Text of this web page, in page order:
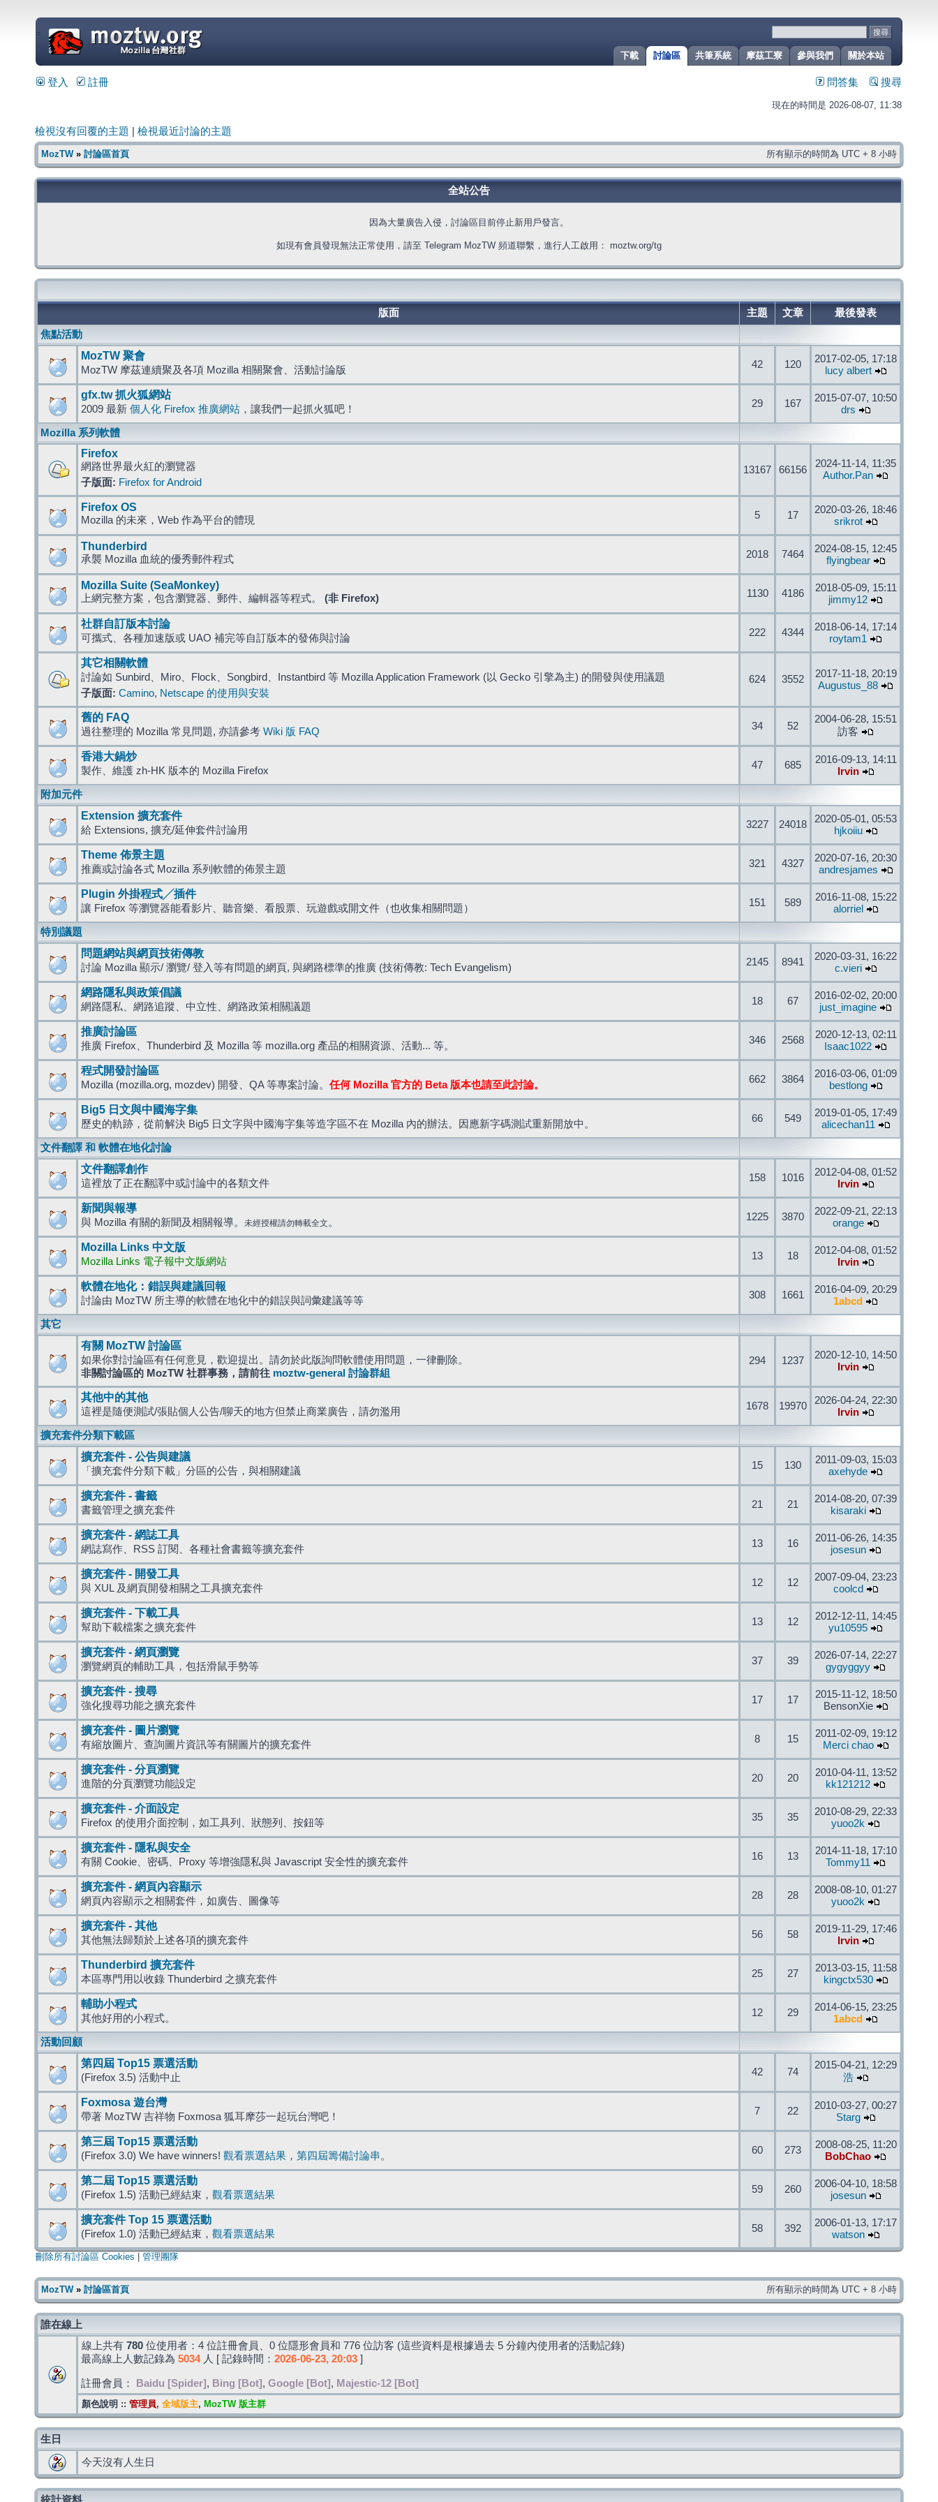
關於本站
參與我們
摩茲工寮
共筆系統
討論區
下載
=
登入 註冊 問答集 搜尋
現在的時間是 2026-08-07, 11:38
檢視沒有回覆的主題 檢視最近討論的主題
MozTW» 討論區首頁 所有顯示的時間為 UTC + 8 小時
全站公告
因為大量廣告入侵，討論區目前停止新用戶發言。
如現有會員發現無法正常使用，請至 Telegram MozTW 頻道聯繫，進行人工啟用： moztw.org/tg
版面 主題 文章
最後發表
焦點活動
MozTW 聚會
MozTW 摩茲連續聚及各項 Mozilla 相關聚會、活動討論版 42 120
2017-02-05, 17:18
lucy albert
gfx.tw 抓火狐網站
2009 最新 個人化 Firefox 推廣網站 ，讓我們一起抓火狐吧！ 29 167
2015-07-07, 10:50
drs
Mozilla 系列軟體
Firefox
網路世界最火紅的瀏覽器
子版面: Firefox for Android
13167 66156
2024-11-14, 11:35
Author.Pan
Firefox OS
Mozilla 的未來，Web 作為平台的體現 5 17
2020-03-26, 18:46
srikrot
Thunderbird
承襲 Mozilla 血統的優秀郵件程式 2018 7464
2024-08-15, 12:45
flyingbear
Mozilla Suite (SeaMonkey)
上網完整方案，包含瀏覽器、郵件、編輯器等程式。 (非 Firefox) 1130 4186
2018-05-09, 15:11
jimmy12
社群自訂版本討論
可攜式、各種加速版或 UAO 補完等自訂版本的發佈與討論 222 4344
2018-06-14, 17:14
roytam1
其它相關軟體
討論如 Sunbird、Miro、Flock、Songbird、Instantbird 等 Mozilla Application Framework (以 Gecko 引擎為主) 的開發與使用議題
子版面: Camino, Netscape 的使用與安裝
624 3552
2017-11-18, 20:19
Augustus_88
舊的 FAQ
過往整理的 Mozilla 常見問題, 亦請參考 Wiki 版 FAQ 34 52
2004-06-28, 15:51
訪客
香港大鍋炒
製作、維護 zh-HK 版本的 Mozilla Firefox 47 685
2016-09-13, 14:11
Irvin
附加元件
Extension 擴充套件
給 Extensions, 擴充/延伸套件討論用 3227 24018
2020-05-01, 05:53
hjkoiiu
Theme 佈景主題
推薦或討論各式 Mozilla 系列軟體的佈景主題 321 4327
2020-07-16, 20:30
andresjames
Plugin 外掛程式╱插件
讓 Firefox 等瀏覽器能看影片、聽音樂、看股票、玩遊戲或開文件（也收集相關問題） 151 589
2016-11-08, 15:22
alorriel
特別議題
問題網站與網頁技術傳教
討論 Mozilla 顯示/ 瀏覽/ 登入等有問題的網頁, 與網路標準的推廣 (技術傳教: Tech Evangelism) 2145 8941
2020-03-31, 16:22
c.vieri
網路隱私與政策倡議
網路隱私、網路追蹤、中立性、網路政策相關議題 18 67
2016-02-02, 20:00
just_imagine
推廣討論區
推廣 Firefox、Thunderbird 及 Mozilla 等 mozilla.org 產品的相關資源、活動... 等。 346 2568
2020-12-13, 02:11
Isaac1022
程式開發討論區
Mozilla (mozilla.org, mozdev) 開發、QA 等專案討論。 任何 Mozilla 官方的 Beta 版本也請至此討論。 662 3864
2016-03-06, 01:09
bestlong
Big5 日文與中國海字集
歷史的軌跡，從前解決 Big5 日文字與中國海字集等造字區不在 Mozilla 內的辦法。因應新字碼測試重新開放中。 66 549
2019-01-05, 17:49
alicechan11
文件翻譯 和 軟體在地化討論
文件翻譯創作
這裡放了正在翻譯中或討論中的各類文件 158 1016
2012-04-08, 01:52
Irvin
新聞與報導
與 Mozilla 有關的新聞及相關報導。 未經授權請勿轉載全文 。 1225 3870
2022-09-21, 22:13
orange
Mozilla Links 中文版
Mozilla Links 電子報中文版網站 13 18
2012-04-08, 01:52
Irvin
軟體在地化：錯誤與建議回報
討論由 MozTW 所主導的軟體在地化中的錯誤與詞彙建議等等 308 1661
2016-04-09, 20:29
1abcd
其它
有關 MozTW 討論區
如果你對討論區有任何意見，歡迎提出。請勿於此版詢問軟體使用問題，一律刪除。
非關討論區的 MozTW 社群事務，請前往 moztw-general 討論群組
294 1237
2020-12-10, 14:50
Irvin
其他中的其他
這裡是隨便測試/張貼個人公告/聊天的地方但禁止商業廣告，請勿濫用 1678 19970
2026-04-24, 22:30
Irvin
擴充套件分類下載區
擴充套件 - 公告與建議
「擴充套件分類下載」分區的公告，與相關建議 15 130
2011-09-03, 15:03
axehyde
擴充套件 - 書籤
書籤管理之擴充套件 21 21
2014-08-20, 07:39
kisaraki
擴充套件 - 網誌工具
網誌寫作、RSS 訂閱、各種社會書籤等擴充套件 13 16
2011-06-26, 14:35
josesun
擴充套件 - 開發工具
與 XUL 及網頁開發相關之工具擴充套件 12 12
2007-09-04, 23:23
coolcd
擴充套件 - 下載工具
幫助下載檔案之擴充套件 13 12
2012-12-11, 14:45
yu10595
擴充套件 - 網頁瀏覽
瀏覽網頁的輔助工具，包括滑鼠手勢等 37 39
2026-07-14, 22:27
gygyggyy
擴充套件 - 搜尋
強化搜尋功能之擴充套件 17 17
2015-11-12, 18:50
BensonXie
擴充套件 - 圖片瀏覽
有縮放圖片、查詢圖片資訊等有關圖片的擴充套件 8 15
2011-02-09, 19:12
Merci chao
擴充套件 - 分頁瀏覽
進階的分頁瀏覽功能設定 20 20
2010-04-11, 13:52
kk121212
擴充套件 - 介面設定
Firefox 的使用介面控制，如工具列、狀態列、按鈕等 35 35
2010-08-29, 22:33
yuoo2k
擴充套件 - 隱私與安全
有關 Cookie、密碼、Proxy 等增強隱私與 Javascript 安全性的擴充套件 16 13
2014-11-18, 17:10
Tommy11
擴充套件 - 網頁內容顯示
網頁內容顯示之相關套件，如廣告、圖像等 28 28
2008-08-10, 01:27
yuoo2k
擴充套件 - 其他
其他無法歸類於上述各項的擴充套件 56 58
2019-11-29, 17:46
Irvin
Thunderbird 擴充套件
本區專門用以收錄 Thunderbird 之擴充套件 25 27
2013-03-15, 11:58
kingctx530
輔助小程式
其他好用的小程式。 12 29
2014-06-15, 23:25
1abcd
活動回顧
第四屆 Top15 票選活動
(Firefox 3.5) 活動中止 42 74
2015-04-21, 12:29
浩
Foxmosa 遊台灣
帶著 MozTW 吉祥物 Foxmosa 狐耳摩莎一起玩台灣吧！ 7 22
2010-03-27, 00:27
Starg
第三屆 Top15 票選活動
(Firefox 3.0) We have winners! 觀看票選結果 ， 第四屆籌備討論串 。 60 273
2008-08-25, 11:20
BobChao
第二屆 Top15 票選活動
(Firefox 1.5) 活動已經結束， 觀看票選結果 59 260
2006-04-10, 18:58
josesun
擴充套件 Top 15 票選活動
(Firefox 1.0) 活動已經結束， 觀看票選結果 58 392
2006-01-13, 17:17
watson
刪除所有討論區 Cookies 管理團隊
MozTW» 討論區首頁 所有顯示的時間為 UTC + 8 小時
誰在線上
線上共有 780 位使用者：4 位註冊會員、0 位隱形會員和 776 位訪客 (這些資料是根據過去 5 分鐘內使用者的活動記錄)
最高線上人數記錄為 5034人 [ 記錄時間： 2026-06-23, 20:03 ]
註冊會員： Baidu [Spider] , Bing [Bot] , Google [Bot] , Majestic-12 [Bot]
顏色說明 :: 管理員, 全域版主, MozTW 版主群
生日
今天沒有人生日